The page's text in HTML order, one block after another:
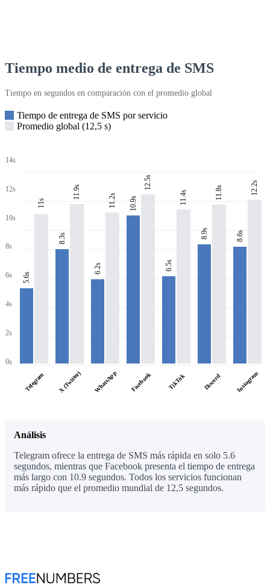
Tiempo medio de entrega de SMS
Tiempo en segundos en comparación con el promedio global
Tiempo de entrega de SMS por servicio
Promedio global (12,5 s)
14s
12s
10s
8s
6s
4s
2s
0s
5.6s
11s
Telegram
8.3s
11.9s
X (Twitter)
6.2s
11.2s
WhatsApp
10.9s
12.5s
Facebook
6.5s
11.4s
TikTok
8.9s
11.8s
Discord
8.6s
12.2s
Instagram
Análisis
Telegram ofrece la entrega de SMS más rápida en solo 5.6
segundos, mientras que Facebook presenta el tiempo de entrega
más largo con 10.9 segundos. Todos los servicios funcionan
más rápido que el promedio mundial de 12,5 segundos.